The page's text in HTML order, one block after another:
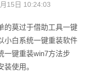
15日 10:24:03
的莫过于借助工具一键
小白系统一键重装软件
一键重装win7方法步
使用。